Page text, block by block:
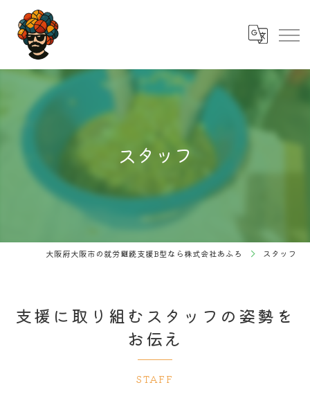
スタッフ
大阪府大阪市の就労継続支援B型なら株式会社あふろ スタッフ
支援に取り組むスタッフの姿勢を
お伝え
STAFF